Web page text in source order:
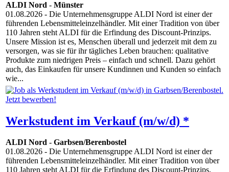
ALDI Nord - Münster
01.08.2026 - Die Unternehmensgruppe ALDI Nord ist einer der
führenden Lebensmitteleinzelhändler. Mit einer Tradition von über
110 Jahren steht ALDI für die Erfindung des Discount-Prinzips.
Unsere Mission ist es, Menschen überall und jederzeit mit dem zu
versorgen, was sie für ihr tägliches Leben brauchen: qualitative
Produkte zum niedrigen Preis – einfach und schnell. Dazu gehört
auch, das Einkaufen für unsere Kundinnen und Kunden so einfach
wie...
Werkstudent im Verkauf (m/w/d) *
ALDI Nord - Garbsen/Berenbostel
01.08.2026 - Die Unternehmensgruppe ALDI Nord ist einer der
führenden Lebensmitteleinzelhändler. Mit einer Tradition von über
110 Jahren steht ALDI für die Erfindung des Discount-Prinzips.